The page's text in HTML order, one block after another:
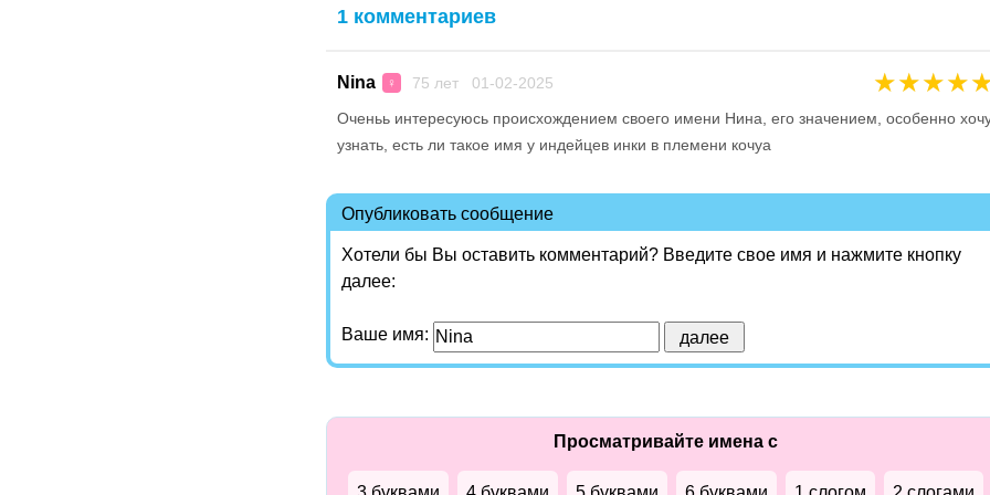
1 комментариев
Nina ♀ 75 лет 01-02-2025 ★★★★
Оченьь интересуюсь происхождением своего имени Нина, его значением, особенно
узнать, есть ли такое имя у индейцев инки в племени кочуа
Опубликовать сообщение
Хотели бы Вы оставить комментарий? Введите свое имя и нажмите кнопку
далее:
Ваше имя:
Просматривайте имена с